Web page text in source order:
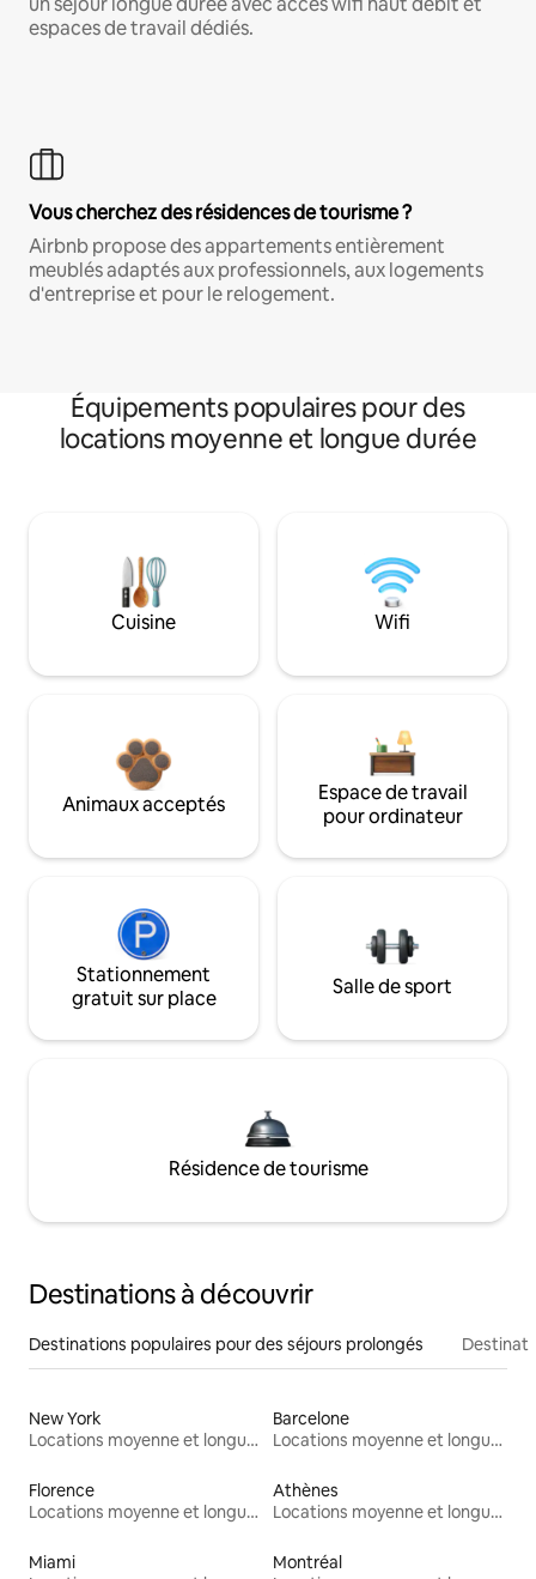
espaces de travail dédiés.
Vous cherchez des résidences de tourisme ?
Airbnb propose des appartements entièrement
meublés adaptés aux professionnels, aux logements
d'entreprise et pour le relogement.
Équipements populaires pour des
locations moyenne et longue durée
Cuisine Wifi
Animaux acceptés
Espace de travail
pour ordinateur
Stationnement
gratuit sur place
Salle de sport
Résidence de tourisme
Destinations à découvrir
Destinations populaires pour des séjours prolongés
New York
Locations moyenne et longue durée
Barcelone
Locations moyenne et longue durée
Florence
Locations moyenne et longue durée
Athènes
Locations moyenne et longue durée
Miami
Montréal